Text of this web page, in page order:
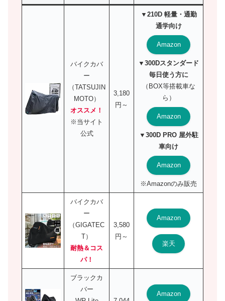
バイクカバ
ー
（TATSUJIN
MOTO）
オススメ！
※当サイト
公式
3,180
円～
▼210D 軽量・通勤
通学向け
Amazon
▼300Dスタンダード
毎日使う方に
（BOX等搭載車な
ら）
Amazon
▼300D PRO 屋外駐
車向け
Amazon
※Amazonのみ販売
バイクカバ
ー
（GIGATEC
T）
耐熱＆コス
パ！
3,580
円～
Amazon
楽天
ブラックカ
バー
Amazon